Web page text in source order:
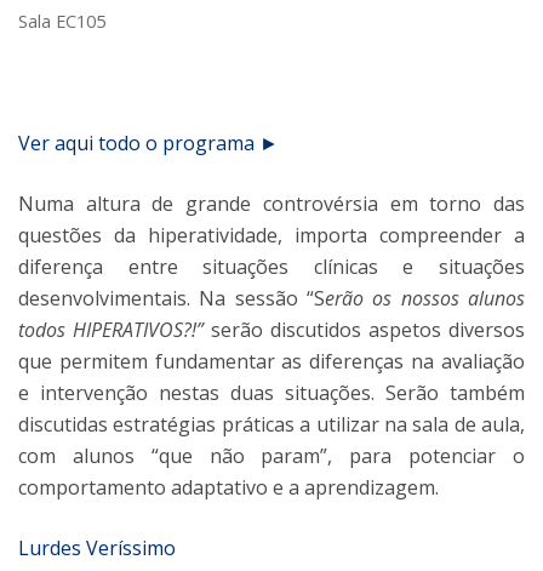
Sala EC105
Ver aqui todo o programa ►
Numa altura de grande controvérsia em torno das
questões da hiperatividade, importa compreender a
diferença entre situações clínicas e situações
desenvolvimentais. Na sessão “Serão os nossos alunos
todos HIPERATIVOS?!”serão discutidos aspetos diversos
que permitem fundamentar as diferenças na avaliação
e intervenção nestas duas situações. Serão também
discutidas estratégias práticas a utilizar na sala de aula,
com alunos “que não param”, para potenciar o
comportamento adaptativo e a aprendizagem.
Lurdes Veríssimo